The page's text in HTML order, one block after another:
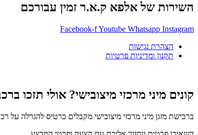
השירות של אלפא ק.א.ר זמין עבורכם
Facebook-fYoutube Whatsapp Instagram
הצהרת נגישות
תקנון ומדיניות פרטיות
קונים מיני מרכזי מיצובישי? אולי תזכו
ברכישת מזגן מיני מרכזי מיצובישי מקבלים כרטיס להגרלה על